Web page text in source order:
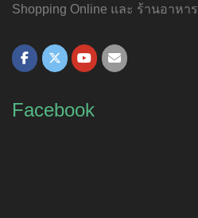
Shopping Online และ ร้านอาหาร
Facebook